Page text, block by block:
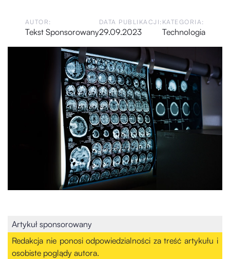
AUTOR:
Tekst Sponsorowany
DATA PUBLIKACJI:
29.09.2023
KATEGORIA:
Technologia
Artykuł sponsorowany
Redakcja nie ponosi odpowiedzialności za treść artykułu i
osobiste poglądy autora.